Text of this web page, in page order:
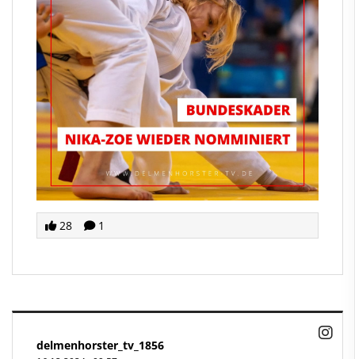
28 1
delmenhorster_tv_1856